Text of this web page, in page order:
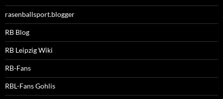
rasenballsport.blogger
RB Blog
RB Leipzig Wiki
RB-Fans
RBL-Fans Gohlis